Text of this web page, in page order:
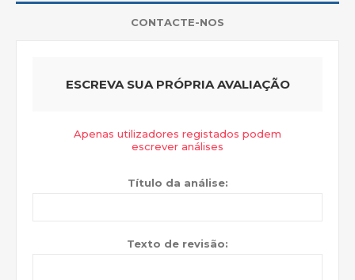
CONTACTE-NOS
ESCREVA SUA PRÓPRIA AVALIAÇÃO
Apenas utilizadores registados podem
escrever análises
Título da análise:
Texto de revisão: